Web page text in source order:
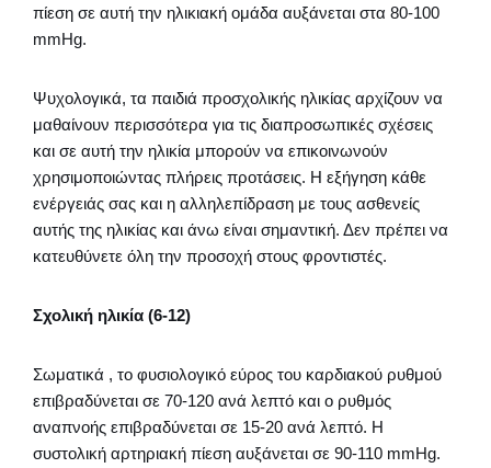
πίεση σε αυτή την ηλικιακή ομάδα αυξάνεται στα 80-100
mmHg.
Ψυχολογικά, τα παιδιά προσχολικής ηλικίας αρχίζουν να
μαθαίνουν περισσότερα για τις διαπροσωπικές σχέσεις
και σε αυτή την ηλικία μπορούν να επικοινωνούν
χρησιμοποιώντας πλήρεις προτάσεις. Η εξήγηση κάθε
ενέργειάς σας και η αλληλεπίδραση με τους ασθενείς
αυτής της ηλικίας και άνω είναι σημαντική. Δεν πρέπει να
κατευθύνετε όλη την προσοχή στους φροντιστές.
Σχολική ηλικία (6-12)
Σωματικά , το φυσιολογικό εύρος του καρδιακού ρυθμού
επιβραδύνεται σε 70-120 ανά λεπτό και ο ρυθμός
αναπνοής επιβραδύνεται σε 15-20 ανά λεπτό. Η
συστολική αρτηριακή πίεση αυξάνεται σε 90-110 mmHg.